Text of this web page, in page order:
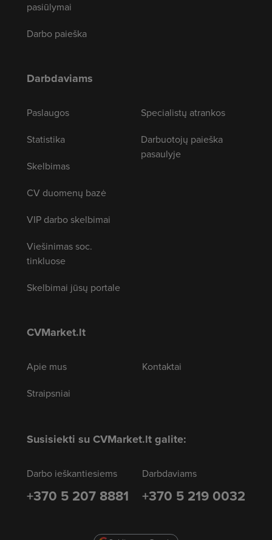
pasiūlymai
Darbo paieška
Darbdaviams
Paslaugos
Statistika
Skelbimas
CV duomenų bazė
VIP darbo skelbimai
Viešinimas soc.
tinkluose
Skelbimai jūsų portale
Specialistų atrankos
Darbuotojų paieška
pasaulyje
CVMarket.lt
Apie mus
Straipsniai
Kontaktai
Susisiekti su CVMarket.lt galite:
Darbo ieškantiesiems
+370 5 207 8881
Darbdaviams
+370 5 219 0032